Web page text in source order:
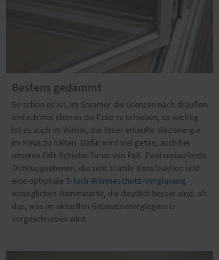
Bestens gedämmt
So schön es ist, im Sommer die Grenzen nach draußen
einfach mal eben in die Ecke zu schieben, so wichtig
ist es auch im Winter, die teuer erkaufte Heizenergie
im Haus zu halten. Dafür wird viel getan, auch bei
unseren Falt-Schiebe-Türen von PaX. Zwei umlaufende
Dichtungsebenen, die sehr stabile Konstruktion und
eine optionale 3-fach-Wärmeschutz-Verglasung
ermöglichen Dämmwerte, die deutlich besser sind, als
das, was im aktuellen Gebäudeenergiegesetz
vorgeschrieben wird.